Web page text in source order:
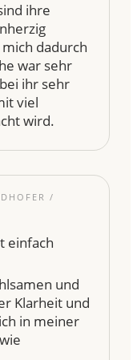
ihre
dadurch
war sehr
ihr sehr
viel
wird.
/
einfach
und
Klarheit und
in meiner